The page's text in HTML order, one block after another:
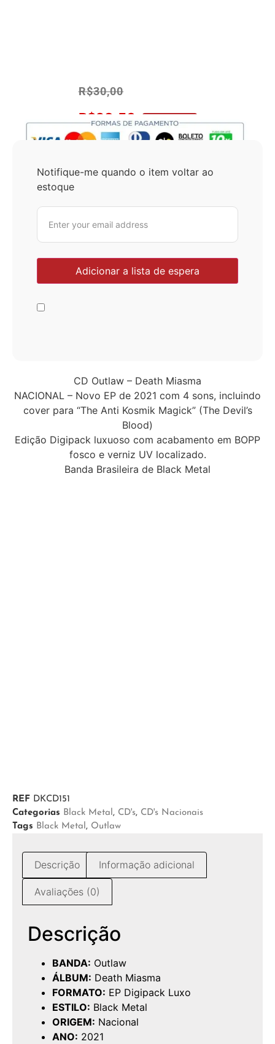
R$30,00
R$28,50 No Pix 5% OFF
Notifique-me quando o item voltar ao
estoque
CD Outlaw – Death Miasma
NACIONAL – Novo EP de 2021 com 4 sons, incluindo
cover para “The Anti Kosmik Magick” (The Devil’s
Blood)
Edição Digipack luxuoso com acabamento em BOPP
fosco e verniz UV localizado.
Banda Brasileira de Black Metal
REF DKCD151
Categorias Black Metal , CD's, CD's Nacionais
Tags Black Metal , Outlaw
Descrição Informação adicional
Avaliações (0)
Descrição
BANDA: Outlaw
ÁLBUM: Death Miasma
FORMATO: EP Digipack Luxo
ESTILO: Black Metal
ORIGEM: Nacional
ANO: 2021